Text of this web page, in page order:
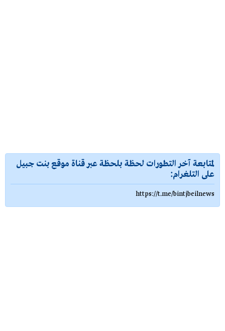
لمتابعة آخر التطورات لحظة بلحظة عبر قناة موقع بنت جبيل
على التلغرام:
https://t.me/bintjbeilnews